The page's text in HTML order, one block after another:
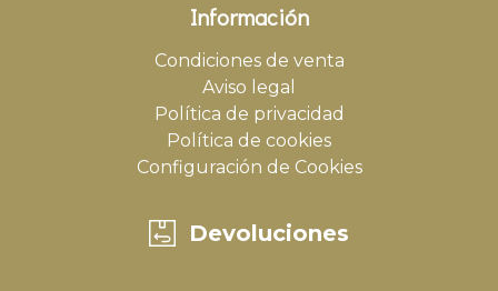
Información
Condiciones de venta
Aviso legal
Política de privacidad
Política de cookies
Configuración de Cookies
Devoluciones